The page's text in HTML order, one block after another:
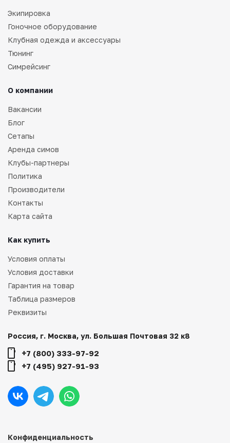
Конфиденциальность
Экипировка
Гоночное оборудование
Клубная одежда и аксессуары
Тюнинг
Симрейсинг
О компании
Вакансии
Блог
Сетапы
Аренда симов
Клубы-партнеры
Политика
Производители
Контакты
Карта сайта
Как купить
Условия оплаты
Условия доставки
Гарантия на товар
Таблица размеров
Реквизиты
Россия, г. Москва, ул. Большая Почтовая 32 к8
+7 (800) 333-97-92
+7 (495) 927-91-93